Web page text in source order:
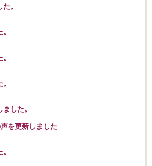
。
した。
を更新しました